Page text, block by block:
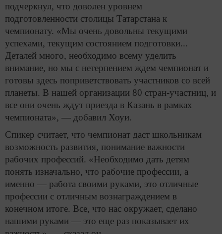
подчеркнул, что доволен уровнем
подготовленности столицы Татарстана к
чемпионату. «Мы очень довольны текущими
успехами, текущим состоянием подготовки...
Деталей много, необходимо всему уделить
внимание, но мы с нетерпением ждем чемпионат и
готовы здесь поприветствовать участников со всей
планеты. В нашей организации 80 стран-участниц, и
все они очень ждут приезда в Казань в рамках
чемпионата», — добавил Хоуи.
Спикер считает, что чемпионат даст школьникам
возможность развития, понимание важности
рабочих профессий. «Необходимо дать детям
понять изначально, что рабочие профессии, а
именно — работа своими руками, это отличные
профессии с отличным вознаграждением в
конечном итоге. Все, что нас окружает, сделано
нашими руками — это еще раз показывает их